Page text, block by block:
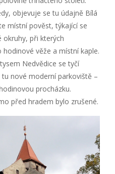
objevuje se tu údajně Bílá
místní pověst, týkající se
okruhy, při kterých
věže a místní kaple.
Nedvědice se tyčí
nové moderní parkoviště –
procházku.
před hradem bylo zrušené.